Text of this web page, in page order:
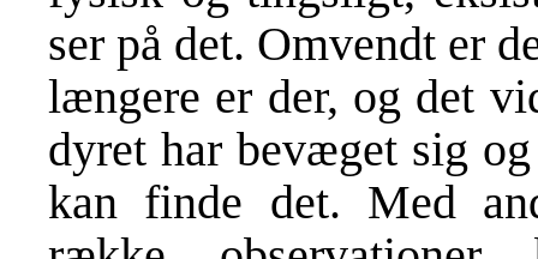
ser på det. Omvendt er
længere er der, og det
dyret har bevæget sig
kan finde det. Med